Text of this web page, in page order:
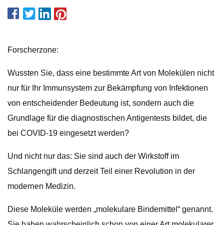
Forscherzone:
Wussten Sie, dass eine bestimmte Art von Molekülen nicht
nur für Ihr Immunsystem zur Bekämpfung von Infektionen
von entscheidender Bedeutung ist, sondern auch die
Grundlage für die diagnostischen Antigentests bildet, die
bei COVID-19 eingesetzt werden?
Und nicht nur das: Sie sind auch der Wirkstoff im
Schlangengift und derzeit Teil einer Revolution in der
modernen Medizin.
Diese Moleküle werden „molekulare Bindemittel“ genannt.